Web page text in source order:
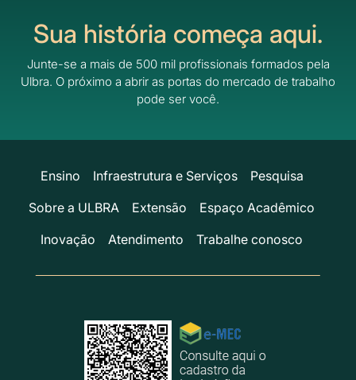
Sua história começa aqui.
Junte-se a mais de 500 mil profissionais formados pela
Ulbra. O próximo a abrir as portas do mercado de trabalho
pode ser você.
Ensino Infraestrutura e Serviços
Pesquisa
Sobre a ULBRA
Extensão
Espaço Acadêmico
Inovação
Atendimento Trabalhe conosco